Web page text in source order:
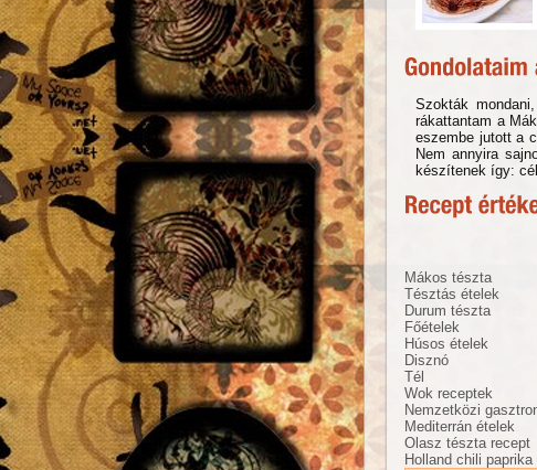
Szokták
rákattantam a
eszembe jutott a
Nem annyira
készítenek így:
Mákos tészta
Tésztás ételek
Durum tészta
Főételek
Húsos ételek
Disznó
Tél
Wok receptek
Nemzetközi
Mediterrán ételek
Olasz tészta recept
Holland chili paprika